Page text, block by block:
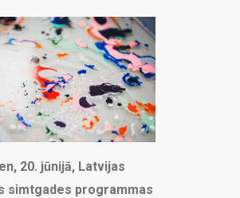
20. jūnijā, Latvijas
simtgades programmas